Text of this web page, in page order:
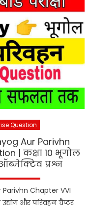
Question
Aur Parivhn
| कक्षा 10 भूगोल
प्रश्न
Chapter VVI
और परिवहन चैप्टर